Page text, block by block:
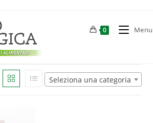
0 Menu
Seleziona una categoria